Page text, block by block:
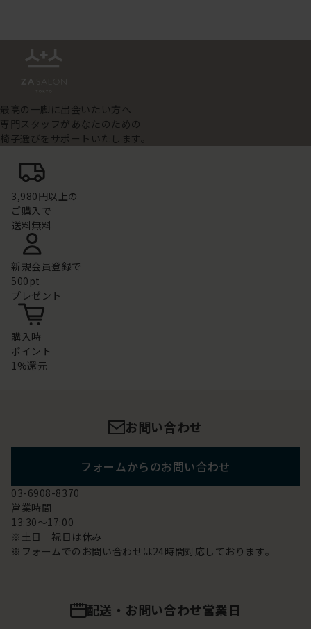
最高の一脚に出会いたい方へ
専門スタッフがあなたのための
椅子選びをサポートいたします。
3,980円以上の
ご購入で
送料無料
新規会員登録で
500pt
プレゼント
購入時
ポイント
1%還元
お問い合わせ
フォームからのお問い合わせ
03-6908-8370
営業時間
13:30～17:00
※土日 祝日は休み
※フォームでのお問い合わせは24時間対応しております。
配送・お問い合わせ営業日